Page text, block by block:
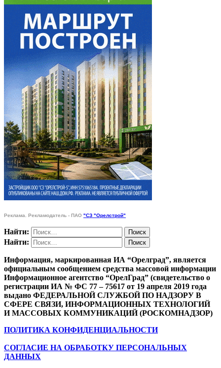
Реклама. Рекламодатель - ПАО "СЗ "Орелстрой"
Найти:
Найти:
Информация, маркированная ИА “Орелград”, является
официальным сообщением средства массовой информации
Информационное агентство “ОрелГрад” (свидетельство о
регистрации ИА № ФС 77 – 75617 от 19 апреля 2019 года
выдано ФЕДЕРАЛЬНОЙ СЛУЖБОЙ ПО НАДЗОРУ В
СФЕРЕ СВЯЗИ, ИНФОРМАЦИОННЫХ ТЕХНОЛОГИЙ
И МАССОВЫХ КОММУНИКАЦИЙ (РОСКОМНАДЗОР)
ПОЛИТИКА КОНФИДЕНЦИАЛЬНОСТИ
СОГЛАСИЕ НА ОБРАБОТКУ ПЕРСОНАЛЬНЫХ
ДАННЫХ